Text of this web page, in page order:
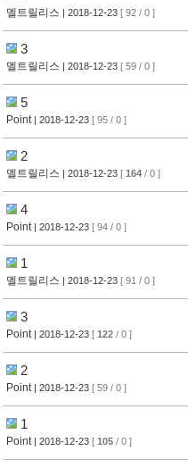
멜트릴리스 | 2018-12-23 [ 92 / 0 ]
3
멜트릴리스 | 2018-12-23 [ 59 / 0 ]
5
Point | 2018-12-23 [ 95 / 0 ]
2
멜트릴리스 | 2018-12-23 [ 164 / 0 ]
4
Point | 2018-12-23 [ 94 / 0 ]
1
멜트릴리스 | 2018-12-23 [ 91 / 0 ]
3
Point | 2018-12-23 [ 122 / 0 ]
2
Point | 2018-12-23 [ 59 / 0 ]
1
Point | 2018-12-23 [ 105 / 0 ]